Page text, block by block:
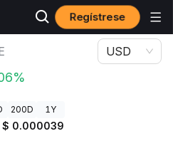
Regístrese
de hope HOPE
USD
200D 1Y
$ 0.000039